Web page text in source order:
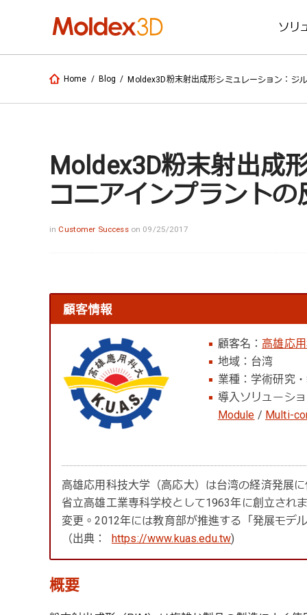
ソリ
Home / Blog / Moldex3D粉末射出成形シミュレーション：ジ
Moldex3D粉末射出成
コニアインプラントの
in Customer Success on 09/25/2017
顧客情報
顧客名： 高雄応
地域：台湾
業種：学術研究
導入ソリューシ
Module / Multi-
高雄応用科技大学（高応大）は台湾の経済発展
省立高雄工業専科学校として1963年に創立され
変更。2012年には教育部が推進する「発展モデ
（出典：
https://www.kuas.edu.tw)
概要